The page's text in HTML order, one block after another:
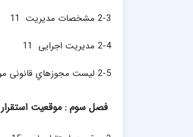
2-3 مشخصات مديريت 11
2-4 مدیریت اجرایی 11
2-5 لیست مجوزهاي قانونی مورد نیاز اجرای طرح 11
فصل سوم : موقعیت